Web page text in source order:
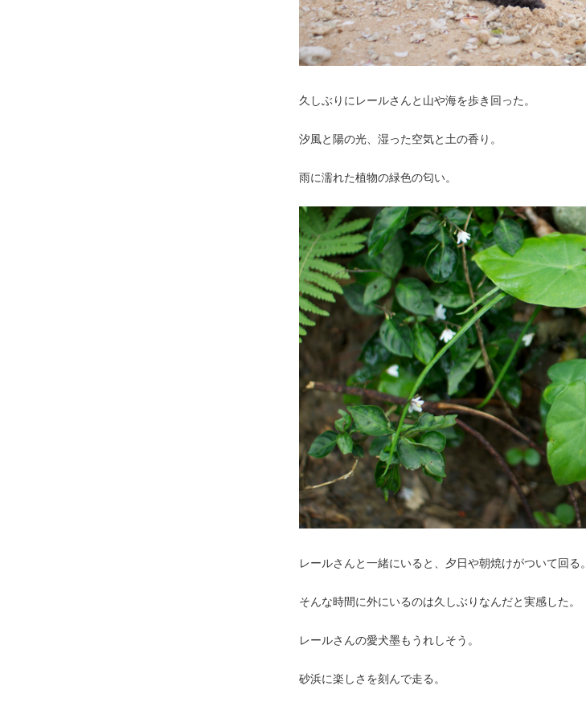
久しぶりにレールさんと山や海を歩き回った。
汐風と陽の光、湿った空気と土の香り。
雨に濡れた植物の緑色の匂い。
レールさんと一緒にいると、夕日や朝焼けがついて回る。
そんな時間に外にいるのは久しぶりなんだと実感した。
レールさんの愛犬墨もうれしそう。
砂浜に楽しさを刻んで走る。